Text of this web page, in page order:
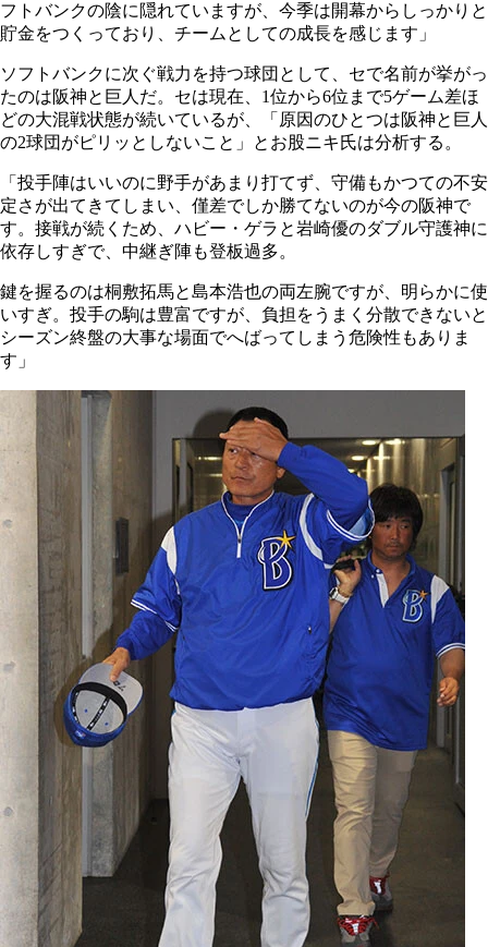
フトバンクの陰に隠れていますが、今季は開幕からしっかりと
貯金をつくっており、チームとしての成長を感じます」
ソフトバンクに次ぐ戦力を持つ球団として、セで名前が挙がっ
たのは阪神と巨人だ。セは現在、1位から6位まで5ゲーム差ほ
どの大混戦状態が続いているが、「原因のひとつは阪神と巨人
の2球団がピリッとしないこと」とお股ニキ氏は分析する。
「投手陣はいいのに野手があまり打てず、守備もかつての不安
定さが出てきてしまい、僅差でしか勝てないのが今の阪神で
す。接戦が続くため、ハビー・ゲラと岩崎優のダブル守護神に
依存しすぎで、中継ぎ陣も登板過多。
鍵を握るのは桐敷拓馬と島本浩也の両左腕ですが、明らかに使
いすぎ。投手の駒は豊富ですが、負担をうまく分散できないと
シーズン終盤の大事な場面でへばってしまう危険性もありま
す」